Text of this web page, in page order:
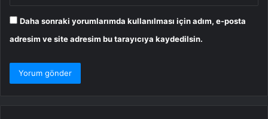
Daha sonraki yorumlarımda kullanılması için adım, e-posta
adresim ve site adresim bu tarayıcıya kaydedilsin.